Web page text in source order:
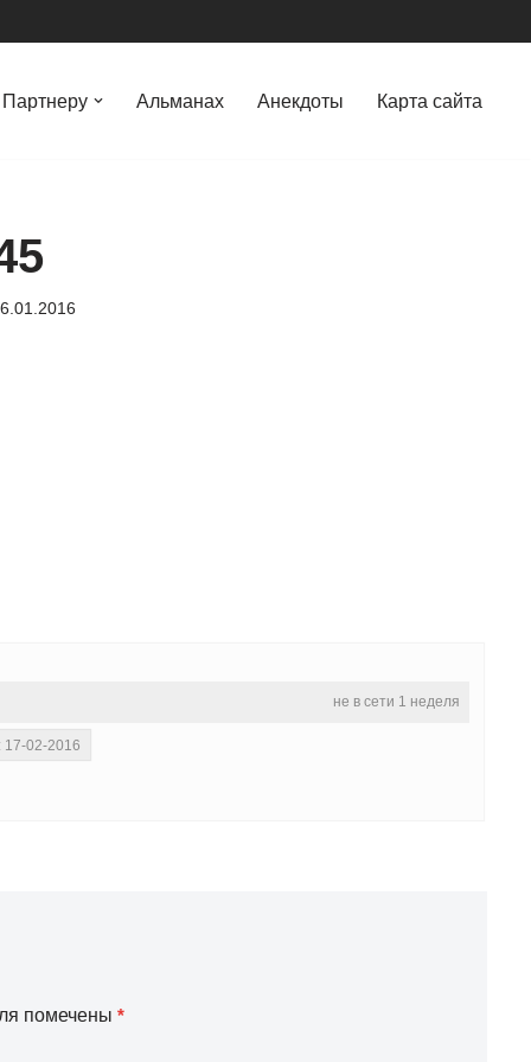
Партнеру Альманах Анекдоты Карта сайта
не в сети 1 неделя
17-02-2016
помечены *